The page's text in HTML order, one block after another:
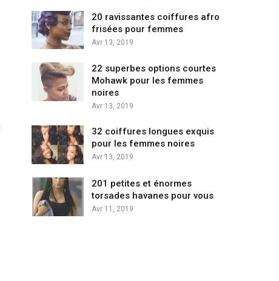
20 ravissantes coiffures afro
frisées pour femmes
Avr 13, 2019
22 superbes options courtes
Mohawk pour les femmes
noires
Avr 13, 2019
32 coiffures longues exquis
pour les femmes noires
Avr 13, 2019
201 petites et énormes
torsades havanes pour vous
Avr 11, 2019